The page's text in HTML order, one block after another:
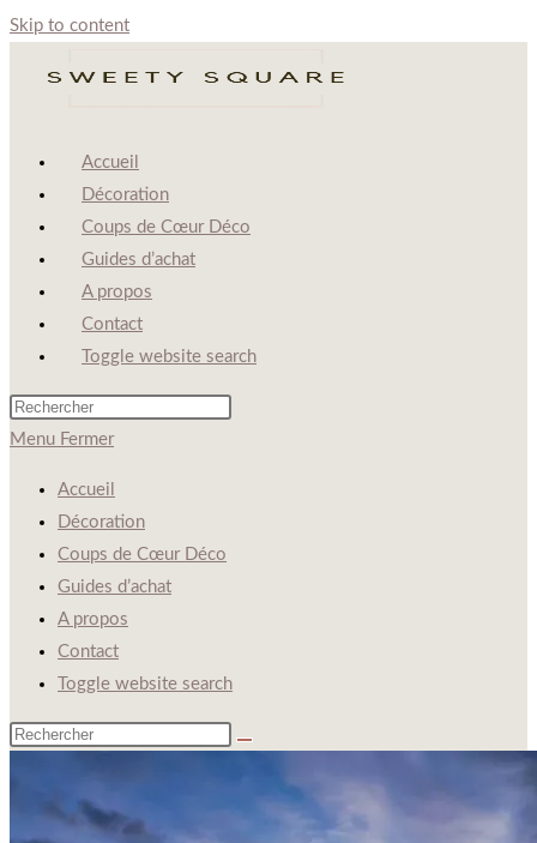
Skip to content
Accueil
Décoration
Coups de Cœur Déco
Guides d’achat
A propos
Contact
Toggle website search
Menu Fermer
Accueil
Décoration
Coups de Cœur Déco
Guides d’achat
A propos
Contact
Toggle website search